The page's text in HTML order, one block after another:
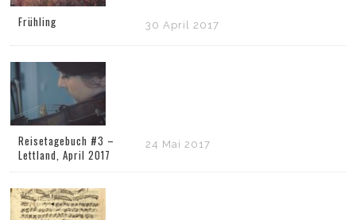
Frühling 30 April 2017
Reisetagebuch #3 –
Lettland, April 2017
24 Mai 2017